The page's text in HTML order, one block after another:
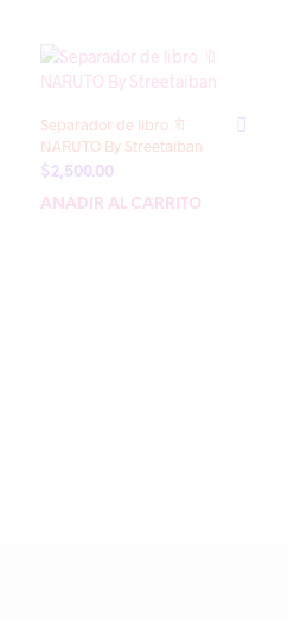
Separador de libro 🔖
NARUTO By Streetaiban
$2,500.00
AÑADIR AL CARRITO